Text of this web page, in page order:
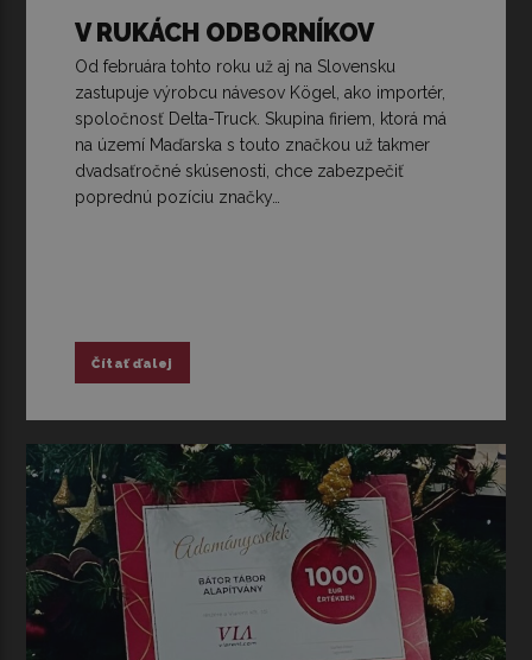
V RUKÁCH ODBORNÍKOV
Od februára tohto roku už aj na Slovensku
zastupuje výrobcu návesov Kögel, ako importér,
spoločnosť Delta-Truck. Skupina firiem, ktorá má
na území Maďarska s touto značkou už takmer
dvadsaťročné skúsenosti, chce zabezpečiť
poprednú pozíciu značky…
Čítať ďalej